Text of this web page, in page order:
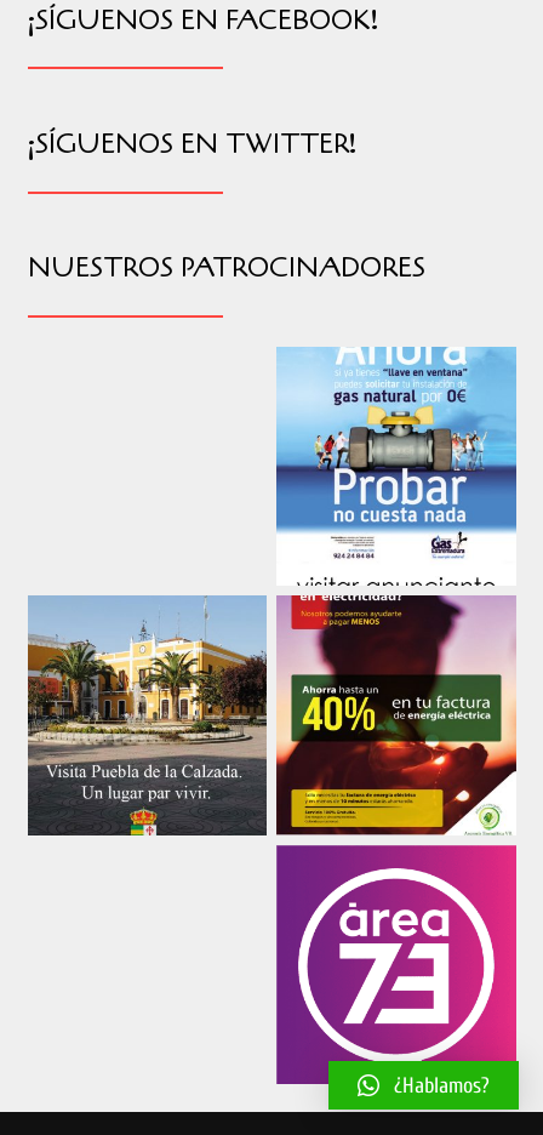
¡SÍGUENOS EN FACEBOOK!
¡SÍGUENOS EN TWITTER!
NUESTROS PATROCINADORES
¿Hablamos?